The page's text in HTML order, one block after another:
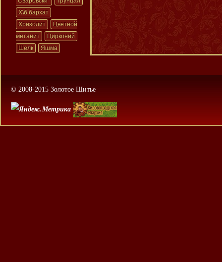
Х\б бархат
Хризолит
Цветной
метанит
Цирконий
Шелк
Яшма
© 2008-2015 Золотое Шитье